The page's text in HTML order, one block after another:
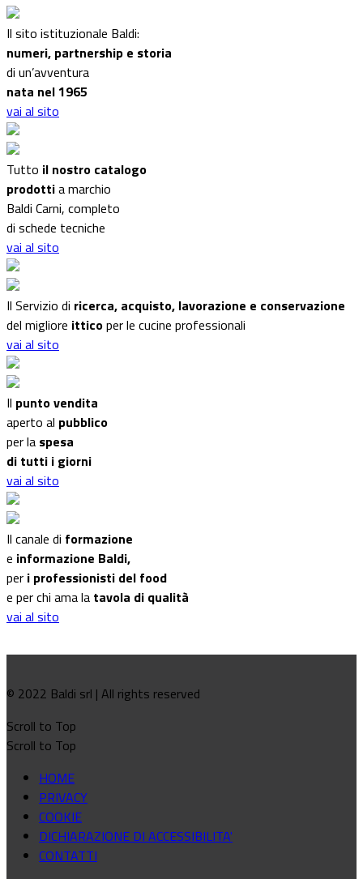
Il sito istituzionale Baldi:
numeri, partnership e storia
di un’avventura
nata nel 1965
vai al sito
Tutto il nostro catalogo
prodottia marchio
Baldi Carni, completo
di schede tecniche
vai al sito
Il Servizio di ricerca, acquisto, lavorazione e conservazione
del migliore itticoper le cucine professionali
vai al sito
Il punto vendita
aperto al pubblico
per la spesa
di tutti i giorni
vai al sito
Il canale di formazione
e informazione Baldi,
per i professionisti del food
e per chi ama la tavola di qualità
vai al sito
© 2022 Baldi srl | All rights reserved
Scroll to Top
Scroll to Top
HOME
PRIVACY
COOKIE
DICHIARAZIONE DI ACCESSIBILITA'
CONTATTI